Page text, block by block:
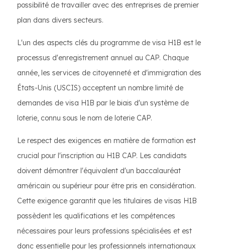
possibilité de travailler avec des entreprises de premier
plan dans divers secteurs.
L'un des aspects clés du programme de visa H1B est le
processus d'enregistrement annuel au CAP. Chaque
année, les services de citoyenneté et d'immigration des
États-Unis (USCIS) acceptent un nombre limité de
demandes de visa H1B par le biais d'un système de
loterie, connu sous le nom de loterie CAP.
Le respect des exigences en matière de formation est
crucial pour l'inscription au H1B CAP. Les candidats
doivent démontrer l'équivalent d'un baccalauréat
américain ou supérieur pour être pris en considération.
Cette exigence garantit que les titulaires de visas H1B
possèdent les qualifications et les compétences
nécessaires pour leurs professions spécialisées et est
donc essentielle pour les professionnels internationaux